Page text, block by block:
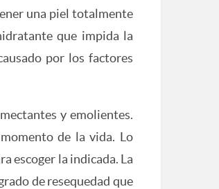
una piel totalmente
que impida la
por los factores
y emolientes.
de la vida. Lo
escoger la indicada. La
de resequedad que